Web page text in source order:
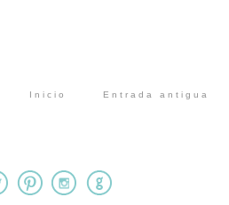
Entrada antigua
Inicio